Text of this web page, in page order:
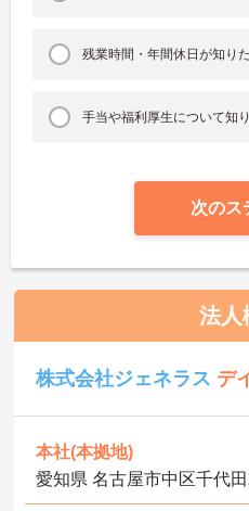
残業時間・年間休日が知り
手当や福利厚生について知
次のス
法人
株式会社ジェネラス デ
本社(本拠地)
愛知県 名古屋市中区千代